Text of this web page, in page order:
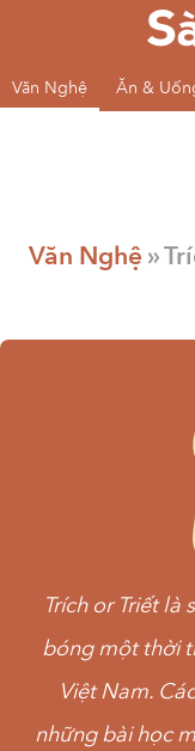
Văn Nghệ Ăn &
Văn Nghệ »
Trích or Triếtlà
bóng một thời
Việt Nam.
những bài học